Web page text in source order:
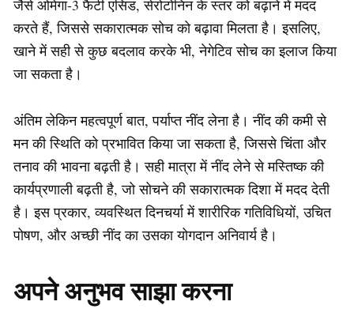
जैसे ओमेगा-3 फैटी एसिड, सेरोटोनिन के स्तर को बढ़ाने में मदद
करते हैं, जिससे सकारात्मक सोच को बढ़ावा मिलता है। इसलिए,
खाने में सही से कुछ बदलाव करके भी, नेगेटिव सोच का इलाज किया
जा सकता है।
अंतिम लेकिन महत्वपूर्ण बात, पर्याप्त नींद लेना है। नींद की कमी से
मन की स्थिति को प्रभावित किया जा सकता है, जिससे चिंता और
तनाव की भावना बढ़ती है। सही मात्रा में नींद लेने से मस्तिष्क की
कार्यप्रणाली बढ़ती है, जो सोचने की सकारात्मक दिशा में मदद देती
है। इस प्रकार, व्यवस्थित दिनचर्या में शारीरिक गतिविधियों, उचित
पोषण, और अच्छी नींद का उसका योगदान अनिवार्य है।
अपने अनुभव साझा करना